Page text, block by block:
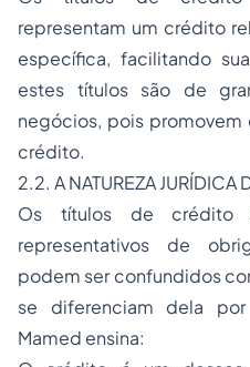
representam um crédito
específica, facilitando
estes títulos são de
negócios, pois
crédito.
2.2. A NATUREZA JURÍDICA
Os títulos de crédito
representativos de
podem ser confundidos
se diferenciam dela por
Mamed ensina: